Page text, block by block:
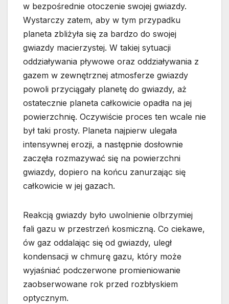
w bezpośrednie otoczenie swojej gwiazdy.
Wystarczy zatem, aby w tym przypadku
planeta zbliżyła się za bardzo do swojej
gwiazdy macierzystej. W takiej sytuacji
oddziaływania pływowe oraz oddziaływania z
gazem w zewnętrznej atmosferze gwiazdy
powoli przyciągały planetę do gwiazdy, aż
ostatecznie planeta całkowicie opadła na jej
powierzchnię. Oczywiście proces ten wcale nie
był taki prosty. Planeta najpierw ulegała
intensywnej erozji, a następnie dosłownie
zaczęła rozmazywać się na powierzchni
gwiazdy, dopiero na końcu zanurzając się
całkowicie w jej gazach.
Reakcją gwiazdy było uwolnienie olbrzymiej
fali gazu w przestrzeń kosmiczną. Co ciekawe,
ów gaz oddalając się od gwiazdy, uległ
kondensacji w chmurę gazu, który może
wyjaśniać podczerwone promieniowanie
zaobserwowane rok przed rozbłyskiem
optycznym.